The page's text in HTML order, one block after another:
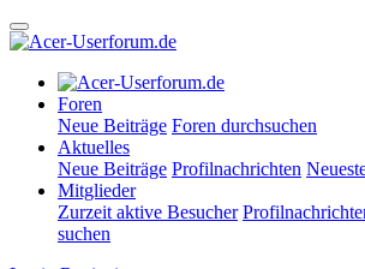
Foren
Neue Beiträge Foren durchsuchen
Aktuelles
Neue Beiträge Profilnachrichten
Mitglieder
Zurzeit aktive Besucher
suchen